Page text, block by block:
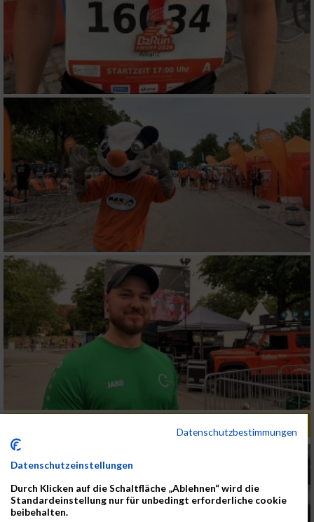
ALBUM B2RUN KÖLN / 05.09.2019Datenschutzbestimmungen
Datenschutzeinstellungen
Durch Klicken auf die Schaltfläche „Ablehnen“ wird die
Standardeinstellung nur für unbedingt erforderliche cookie
beibehalten.